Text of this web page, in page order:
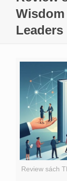
Leaders
Review sách